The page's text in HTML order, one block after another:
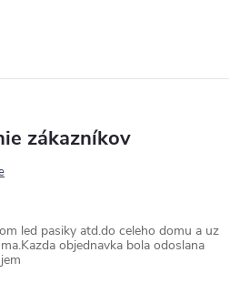
zákazníkov
led pasiky atd.do celeho domu a uz
objednavka bola odoslana